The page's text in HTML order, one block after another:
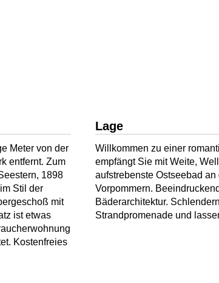
Meter von der
entfernt. Zum
1898
Stil der
mit
ist etwas
Kostenfreies
Lage
Willkommen zu einer
empfängt Sie mit Weite,
aufstrebenste Ostseebad
Vorpommern.
Bäderarchitektur.
Strandpromenade und